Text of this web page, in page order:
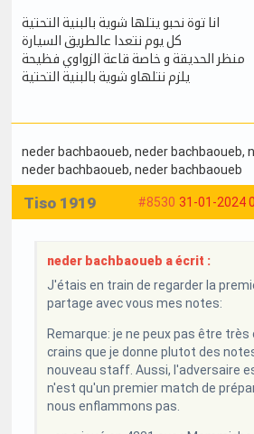
انا توة نحبو يتلها شوية بالبنية التحتية
كل يوم نتعدا عالطريق السيارة
منظر الحديقة و خاصة قاعة الزواوي فظيحة
يلزم نتلهاو شوية بالبنية التحتية
neder bachbaoueb, neder bachbaoueb,
neder bachbaoueb, neder bachbaoueb
#8530 31-01-2024
Tiso 1919
neder bachbaoueb a écrit :
J'étais en train de regarder la
partage avec vous mes notes:
Remarque: je ne peux pas être
crains que je donne plutot des
nouveau staff. Aussi, l'adversaire
n'est qu'un premier match de
nous enflammons pas.